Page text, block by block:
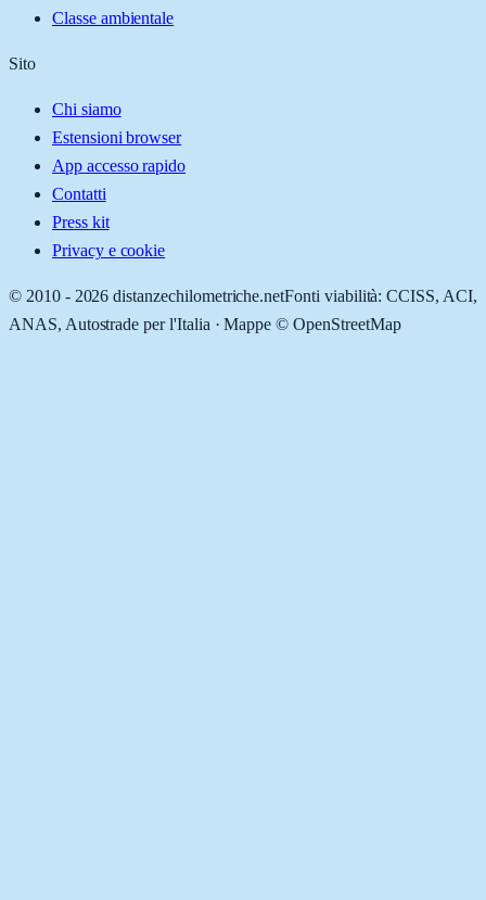
Classe ambientale
Sito
Chi siamo
Estensioni browser
App accesso rapido
Contatti
Press kit
Privacy e cookie
© 2010 - 2026 distanzechilometriche.netFonti viabilità: CCISS, ACI,
ANAS, Autostrade per l'Italia · Mappe © OpenStreetMap